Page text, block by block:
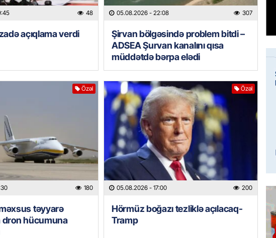
48
açıqlama verdi
05.08.2026 - 22:08 307
Şirvan bölgəsində problem bitdi –
ADSEA Şurvan kanalını qısa
müddətdə bərpa elədi
Özəl
180
təyyarə
dron hücumuna
Özəl
05.08.2026 - 17:00 200
Hörmüz boğazı tezliklə açılacaq-
Tramp
–